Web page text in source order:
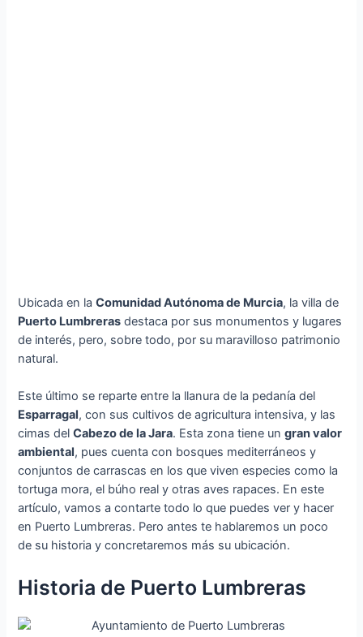
Ubicada en laComunidad Autónoma de Murcia, la villa de
Puerto Lumbreras destaca por sus monumentos y lugares
de interés, pero, sobre todo, por su maravilloso patrimonio
natural.
Este último se reparte entre la llanura de la pedanía del
Esparragal, con sus cultivos de agricultura intensiva, y las
cimas delCabezo de la Jara. Esta zona tiene ungran valor
ambiental, pues cuenta con bosques mediterráneos y
conjuntos de carrascas en los que viven especies como la
tortuga mora, el búho real y otras aves rapaces. En este
artículo, vamos a contarte todo lo que puedes ver y hacer
en Puerto Lumbreras. Pero antes te hablaremos un poco
de su historia y concretaremos más su ubicación.
Historia de Puerto Lumbreras